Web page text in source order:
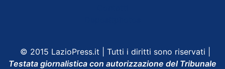
© 2015 LazioPress.it | Tutti i diritti sono riservati |
Testata giornalistica con autorizzazione del Tribunale